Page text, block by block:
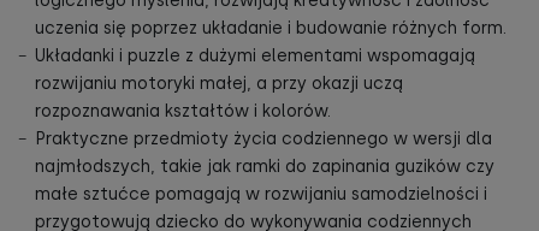
uczenia się poprzez układanie i budowanie różnych form.
Układanki i puzzle z dużymi elementami wspomagają
rozwijaniu motoryki małej, a przy okazji uczą
rozpoznawania kształtów i kolorów.
Praktyczne przedmioty życia codziennego w wersji dla
najmłodszych, takie jak ramki do zapinania guzików czy
małe sztućce pomagają w rozwijaniu samodzielności i
przygotowują dziecko do wykonywania codziennych